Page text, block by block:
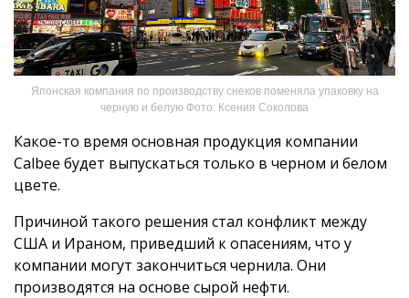
Японская компания по производству снеков поменяла упаковку на
черную и белую Фото: Ксения Соколова
Какое-то время основная продукция компании
Calbee будет выпускаться только в черном и белом
цвете.
Причиной такого решения стал конфликт между
США и Ираном, приведший к опасениям, что у
компании могут закончиться чернила. Они
производятся на основе сырой нефти.